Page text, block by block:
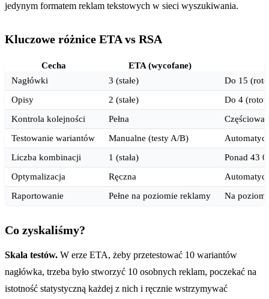
jedynym formatem reklam tekstowych w sieci wyszukiwania.
Kluczowe różnice ETA vs RSA
Cecha ETA (wycofane)
Nagłówki
3 (stałe)
Do 15
Opisy
2 (stałe)
Do 4
Kontrola kolejności
Pełna
Częściowa
Testowanie wariantów
Manualne (testy A/B)
Liczba kombinacji
1 (stała)
Ponad 43
Optymalizacja
Ręczna
Raportowanie
Pełne na poziomie reklamy Na
Co zyskaliśmy?
Skala testów. W erze ETA, żeby przetestować 10 wariantów
nagłówka, trzeba było stworzyć 10 osobnych reklam, poczekać na
istotność statystyczną każdej z nich i ręcznie wstrzymywać